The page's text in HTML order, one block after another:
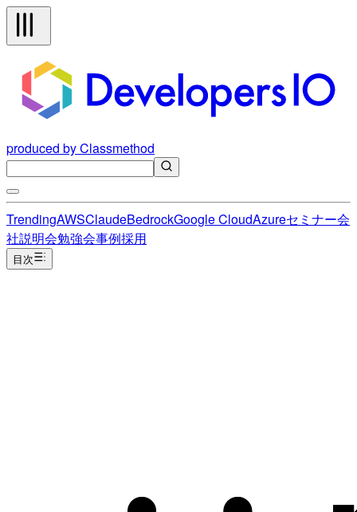
produced by Classmethod
TrendingAWSClaudeBedrockGoogle CloudAzureセミナー会
社説明会勉強会事例採用
目次